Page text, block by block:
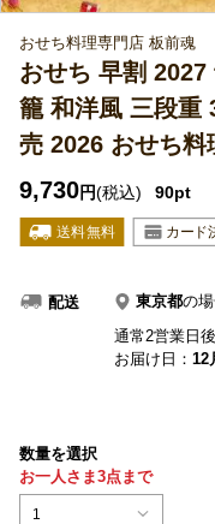
おせち料理専門店 板前魂
おせち 早割
籠 和洋風 三段重
売 2026 おせち料
9,730円(税込) 90pt
配送 東京都の
通常2営業日
お届け日： 12
数量を選択
お一人さま3点まで
1